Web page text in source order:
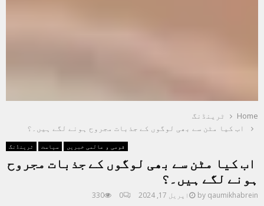
Home
ٹرینڈنگ
اب کیا مٹن سے بھی لوگوں کے جذبات مجروح ہونے لگے ہیں۔؟
ٹرینڈنگ سیاست قومی و عالمی خبریں
اب کیا مٹن سے بھی لوگوں کے جذبات مجروح
ہونے لگے ہیں۔؟
by qaumikhabrein اپریل 17, 2024 0
330